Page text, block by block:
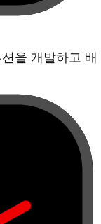
을 개발하고 배